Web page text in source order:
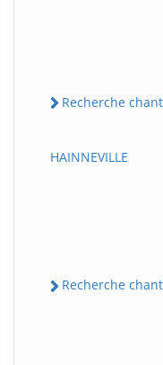
Recherche
HAINNEVILLE
Recherche